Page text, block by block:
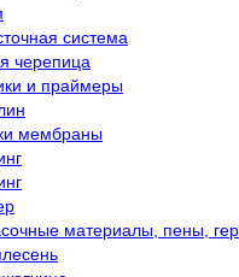
система
черепица
и праймеры
мембраны
материалы, пены,